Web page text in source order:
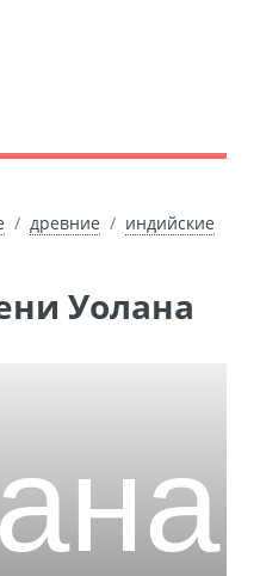
древние
индийские
Уолана